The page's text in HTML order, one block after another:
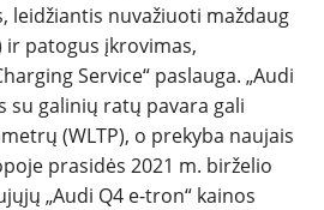
leidžiantis nuvažiuoti maždaug
ir patogus įkrovimas,
Service“ paslauga. „Audi
su galinių ratų pavara gali
(WLTP), o prekyba naujais
prasidės 2021 m. birželio
„Audi Q4 e-tron“ kainos